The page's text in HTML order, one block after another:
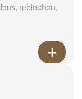
reblochon,